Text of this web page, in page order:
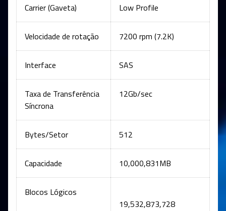
Carrier (Gaveta) Low Profile
Velocidade de rotação 7200 rpm (7.2K)
Interface SAS
Taxa de Transferência
Síncrona
12Gb/sec
Bytes/Setor 512
Capacidade 10,000,831MB
Blocos Lógicos
19,532,873,728